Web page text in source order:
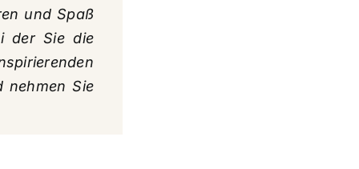
und Spaß
der Sie die
nehmen Sie